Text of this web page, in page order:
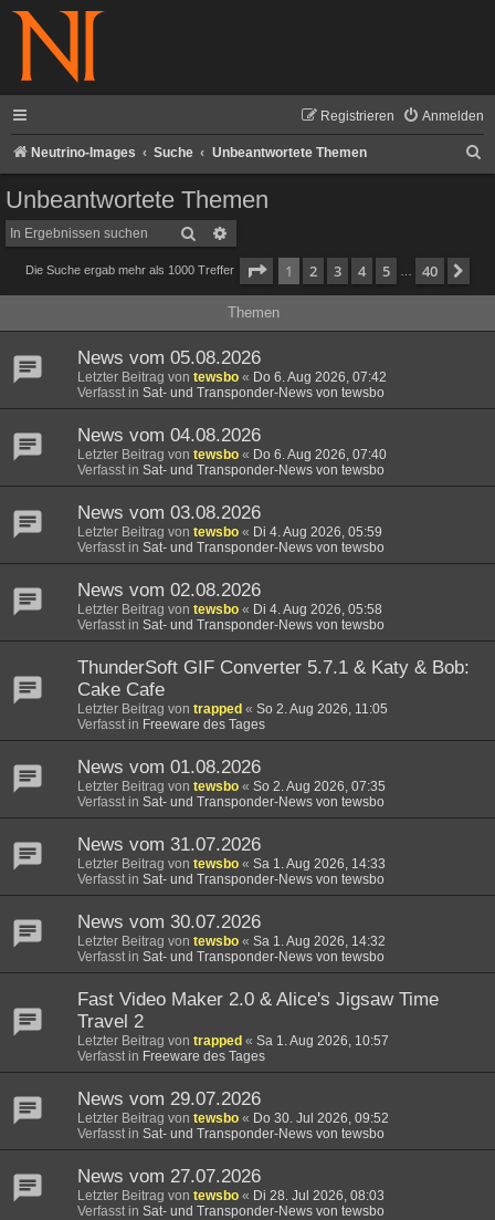
Anmelden
Registrieren
Neutrino-Images Suche Unbeantwortete Themen
Unbeantwortete Themen
Suche
Die Suche ergab mehr als 1000 Treffer Seite 1von 40
1 2 3 4 5 40
Themen
News vom 05.08.2026
Letzter Beitrag von tewsbo « Do 6. Aug 2026, 07:42
Verfasst in Sat- und Transponder-News von tewsbo
News vom 04.08.2026
Letzter Beitrag von tewsbo « Do 6. Aug 2026, 07:40
Verfasst in Sat- und Transponder-News von tewsbo
News vom 03.08.2026
Letzter Beitrag von tewsbo « Di 4. Aug 2026, 05:59
Verfasst in Sat- und Transponder-News von tewsbo
News vom 02.08.2026
Letzter Beitrag von tewsbo « Di 4. Aug 2026, 05:58
Verfasst in Sat- und Transponder-News von tewsbo
ThunderSoft GIF Converter 5.7.1 & Katy & Bob:
Cake Cafe
Letzter Beitrag von trapped « So 2. Aug 2026, 11:05
Verfasst in Freeware des Tages
News vom 01.08.2026
Letzter Beitrag von tewsbo « So 2. Aug 2026, 07:35
Verfasst in Sat- und Transponder-News von tewsbo
News vom 31.07.2026
Letzter Beitrag von tewsbo « Sa 1. Aug 2026, 14:33
Verfasst in Sat- und Transponder-News von tewsbo
News vom 30.07.2026
Letzter Beitrag von tewsbo « Sa 1. Aug 2026, 14:32
Verfasst in Sat- und Transponder-News von tewsbo
Fast Video Maker 2.0 & Alice's Jigsaw Time
Travel 2
Letzter Beitrag von trapped « Sa 1. Aug 2026, 10:57
Verfasst in Freeware des Tages
News vom 29.07.2026
Letzter Beitrag von tewsbo « Do 30. Jul 2026, 09:52
Verfasst in Sat- und Transponder-News von tewsbo
News vom 27.07.2026
Letzter Beitrag von tewsbo « Di 28. Jul 2026, 08:03
Verfasst in Sat- und Transponder-News von tewsbo